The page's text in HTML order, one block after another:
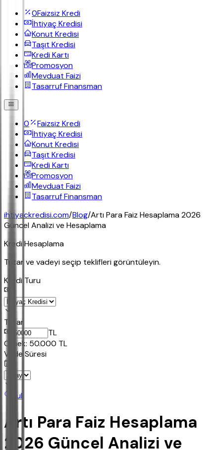
0Faizsiz Kredi
İhtiyaç Kredisi
Konut Kredisi
Taşıt Kredisi
Kredi Kartı
Promosyon
Mevduat Faizi
Tasarruf Finansman
0
Faizsiz Kredi
İhtiyaç Kredisi
Konut Kredisi
Taşıt Kredisi
Kredi Kartı
Promosyon
Mevduat Faizi
Tasarruf Finansman
ihtiyackredisi.com/Blog/Artı Para Faiz Hesaplama 2026
Güncel Analizi ve Hesaplama
Kredi Hesaplama
Tutar ve vadeyi seçip teklifleri görüntüleyin.
Kredi Turu
Tutar
TL
Ornek: 50.000 TL
Vade Süresi
Bul
Artı Para Faiz Hesaplama
2026 Güncel Analizi ve